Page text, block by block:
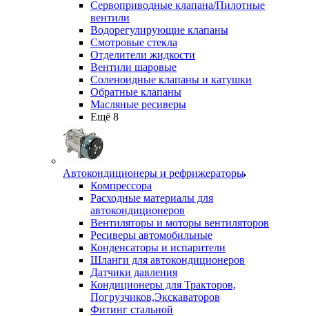
Сервоприводные клапана/Пилотные
вентили
Водорегулирующие клапаны
Смотровые стекла
Отделители жидкости
Вентили шаровые
Соленоидные клапаны и катушки
Обратные клапаны
Масляные ресиверы
Ещё 8
Автокондиционеры и рефрижераторы
Компрессора
Расходные материалы для
автокондиционеров
Вентиляторы и моторы вентиляторов
Ресиверы автомобильные
Конденсаторы и испарители
Шланги для автокондиционеров
Датчики давления
Кондиционеры для Тракторов,
Погрузчиков,Экскаваторов
Фитинг стальной